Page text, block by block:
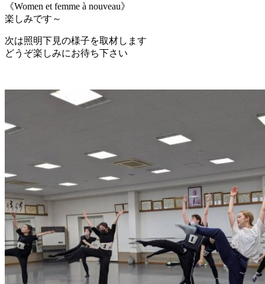
《Women et femme à nouveau》
楽しみです～
次は照明下見の様子を取材します
どうぞ楽しみにお待ち下さい